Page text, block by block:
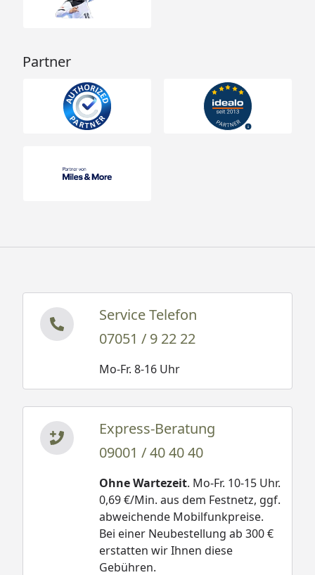
Partner
Service Telefon
07051 / 9 22 22
Mo-Fr. 8-16 Uhr
Express-Beratung
09001 / 40 40 40
Ohne Wartezeit. Mo-Fr. 10-15 Uhr.
0,69 €/Min. aus dem Festnetz, ggf.
abweichende Mobilfunkpreise.
Bei einer Neubestellung ab 300 €
erstatten wir Ihnen diese
Gebühren.